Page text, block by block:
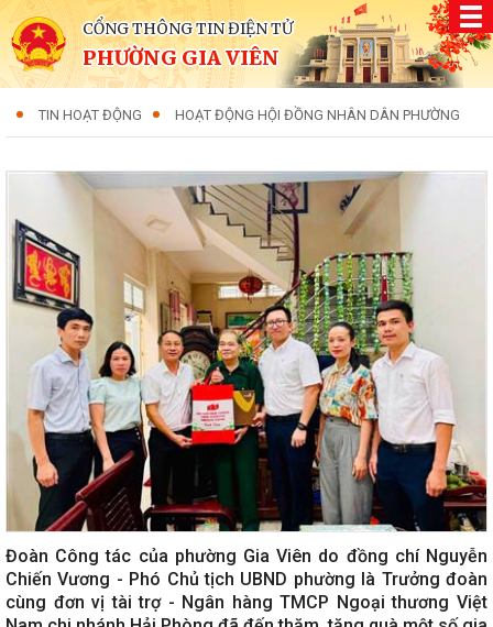
CỔNG THÔNG TIN ĐIỆN TỬ
PHƯỜNG GIA VIÊN
TIN HOẠT ĐỘNG HOẠT ĐỘNG HỘI ĐỒNG NHÂN DÂN PHƯỜNG
Đoàn Công tác của phường Gia Viên do đồng chí Nguyễn
Chiến Vương - Phó Chủ tịch UBND phường là Trưởng đoàn
cùng đơn vị tài trợ - Ngân hàng TMCP Ngoại thương Việt